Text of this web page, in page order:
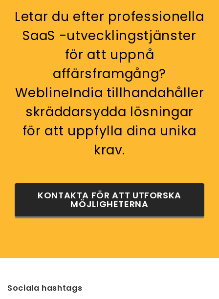
Letar du efter professionella
SaaS -utvecklingstjänster
för att uppnå
affärsframgång?
WeblineIndia tillhandahåller
skräddarsydda lösningar
för att uppfylla dina unika
krav.
KONTAKTA FÖR ATT UTFORSKA
MÖJLIGHETERNA
Sociala hashtags